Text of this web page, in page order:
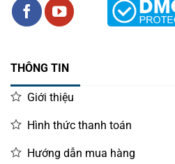
THÔNG TIN
Giới thiệu
Hình thức thanh toán
Hướng dẫn mua hàng